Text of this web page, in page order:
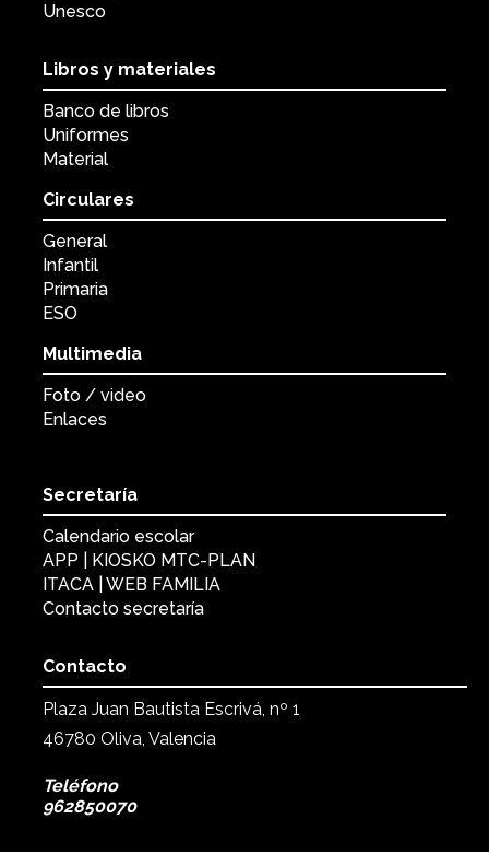
Unesco
Libros y materiales
Banco de libros
Uniformes
Material
Circulares
General
Infantil
Primaria
ESO
Multimedia
Foto / video
Enlaces
Secretaría
Calendario escolar
APP | KIOSKO MTC-PLAN
ITACA | WEB FAMILIA
Contacto secretaría
Contacto
Plaza Juan Bautista Escrivá, nº 1
46780 Oliva, Valencia
Teléfono
962850070